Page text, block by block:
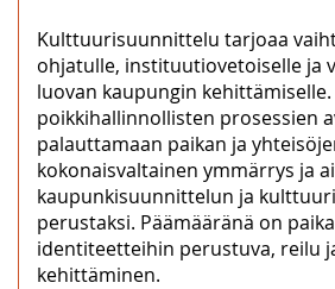
Kulttuurisuunnittelu tarjoaa
ohjatulle, instituutiovetoiselle ja
luovan kaupungin
poikkihallinnollisten prosessien
palauttamaan paikan ja
kokonaisvaltainen ymmärrys ja
kaupunkisuunnittelun ja
perustaksi. Päämääränä on
identiteetteihin perustuva, reilu
kehittäminen.